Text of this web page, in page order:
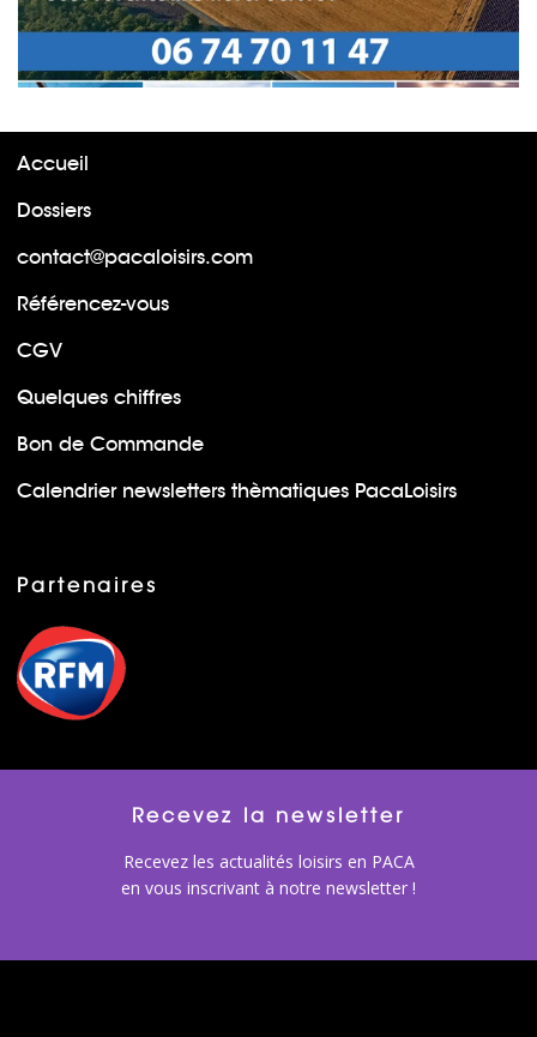
Accueil
Dossiers
contact@pacaloisirs.com
Référencez-vous
CGV
Quelques chiffres
Bon de Commande
Calendrier newsletters thèmatiques PacaLoisirs
Partenaires
Recevez la newsletter
Recevez les actualités loisirs en PACA
en vous inscrivant à notre newsletter !